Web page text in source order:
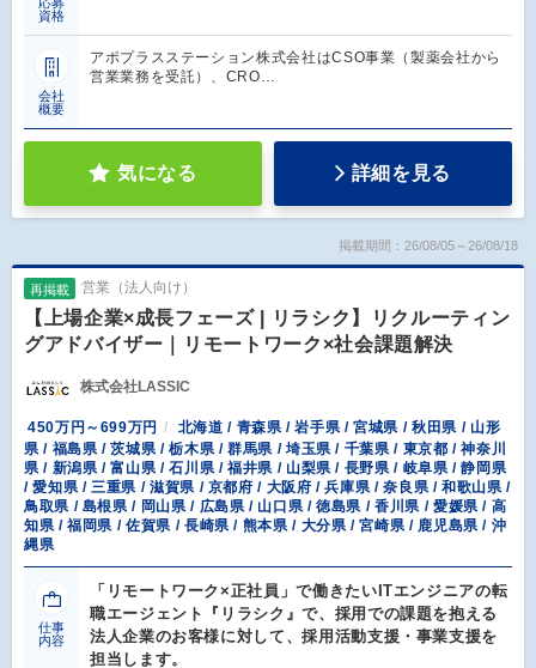
資格
会社
概要
アポプラスステーション株式会社はCSO事業（製薬会社から
営業業務を受託）、CRO…
気になる 詳細を見る
掲載期間：26/08/05～26/08/18
再掲載 営業（法人向け）
【上場企業×成長フェーズ | リラシク】リクルーティン
グアドバイザー｜リモートワーク×社会課題解決
株式会社LASSIC
450万円～699万円
北海道 / 青森県 / 岩手県 / 宮城県 / 秋田県 / 山形
県 / 福島県 / 茨城県 / 栃木県 / 群馬県 / 埼玉県 / 千葉県 / 東京都 / 神奈川
県 / 新潟県 / 富山県 / 石川県 / 福井県 / 山梨県 / 長野県 / 岐阜県 / 静岡県
/ 愛知県 / 三重県 / 滋賀県 / 京都府 / 大阪府 / 兵庫県 / 奈良県 / 和歌山県 /
鳥取県 / 島根県 / 岡山県 / 広島県 / 山口県 / 徳島県 / 香川県 / 愛媛県 / 高
知県 / 福岡県 / 佐賀県 / 長崎県 / 熊本県 / 大分県 / 宮崎県 / 鹿児島県 / 沖
縄県
仕事
内容
「リモートワーク×正社員」で働きたいITエンジニアの転
職エージェント『リラシク』で、採用での課題を抱える
法人企業のお客様に対して、採用活動支援・事業支援を
担当します。